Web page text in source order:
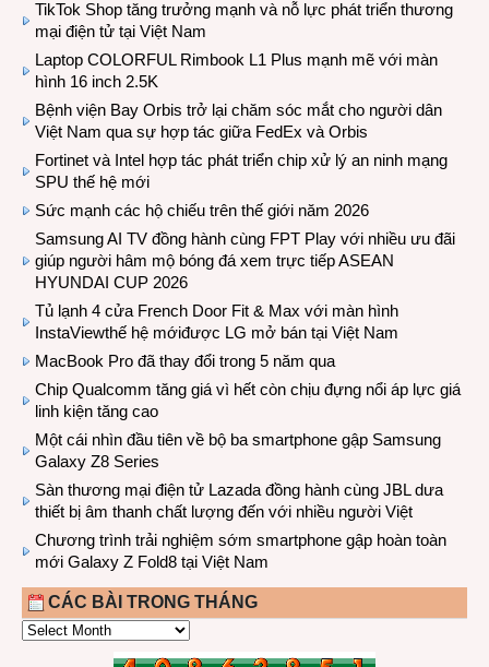
TikTok Shop tăng trưởng mạnh và nỗ lực phát triển thương
mại điện tử tại Việt Nam
Laptop COLORFUL Rimbook L1 Plus mạnh mẽ với màn
hình 16 inch 2.5K
Bệnh viện Bay Orbis trở lại chăm sóc mắt cho người dân
Việt Nam qua sự hợp tác giữa FedEx và Orbis
Fortinet và Intel hợp tác phát triển chip xử lý an ninh mạng
SPU thế hệ mới
Sức mạnh các hộ chiếu trên thế giới năm 2026
Samsung AI TV đồng hành cùng FPT Play với nhiều ưu đãi
giúp người hâm mộ bóng đá xem trực tiếp ASEAN
HYUNDAI CUP 2026
Tủ lạnh 4 cửa French Door Fit & Max với màn hình
InstaViewthế hệ mớiđược LG mở bán tại Việt Nam
MacBook Pro đã thay đổi trong 5 năm qua
Chip Qualcomm tăng giá vì hết còn chịu đựng nổi áp lực giá
linh kiện tăng cao
Một cái nhìn đầu tiên về bộ ba smartphone gập Samsung
Galaxy Z8 Series
Sàn thương mại điện tử Lazada đồng hành cùng JBL dưa
thiết bị âm thanh chất lượng đến với nhiều người Việt
Chương trình trải nghiệm sớm smartphone gập hoàn toàn
mới Galaxy Z Fold8 tại Việt Nam
CÁC BÀI TRONG THÁNG
CÁC